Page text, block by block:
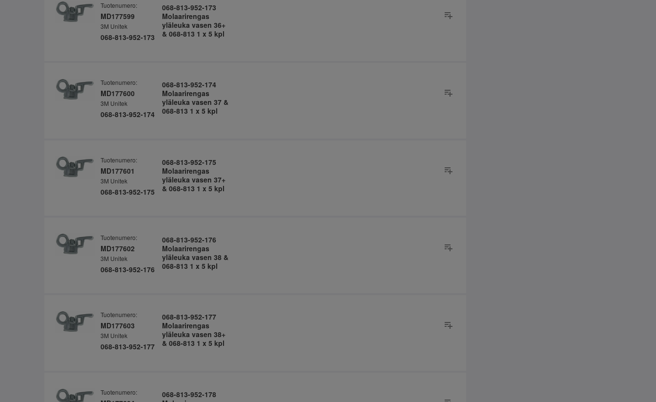
Tuotenumero:
MD177599
3M Unitek
068-813-952-173
068-813-952-173
Molaarirengas
yläleuka vasen 36+
& 068-813 1 x 5 kpl
Tuotenumero:
MD177600
3M Unitek
068-813-952-174
068-813-952-174
Molaarirengas
yläleuka vasen 37 &
068-813 1 x 5 kpl
Tuotenumero:
MD177601
3M Unitek
068-813-952-175
068-813-952-175
Molaarirengas
yläleuka vasen 37+
& 068-813 1 x 5 kpl
Tuotenumero:
MD177602
3M Unitek
068-813-952-176
068-813-952-176
Molaarirengas
yläleuka vasen 38 &
068-813 1 x 5 kpl
Tuotenumero:
MD177603
3M Unitek
068-813-952-177
068-813-952-177
Molaarirengas
yläleuka vasen 38+
& 068-813 1 x 5 kpl
Tuotenumero:
068-813-952-178